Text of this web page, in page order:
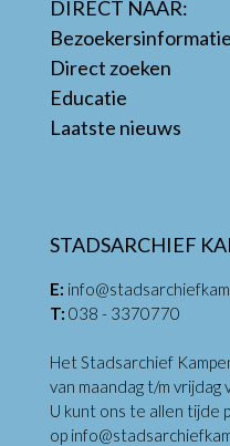
DIRECT NAAR:
Bezoekersinformatie
Direct zoeken
Educatie
Laatste nieuws
STADSARCHIEF
E:
T: 038 - 3370770
Het Stadsarchief
van maandag t/m
U kunt ons te allen tijde
op